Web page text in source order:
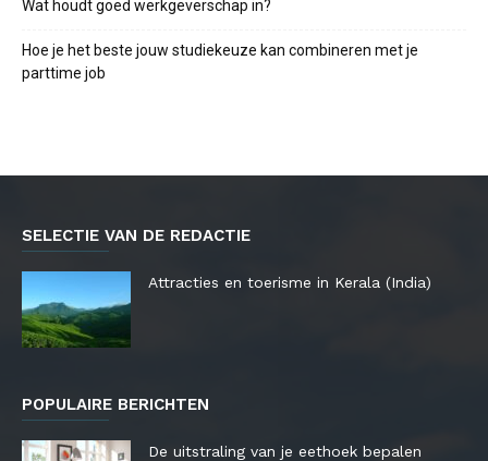
Wat houdt goed werkgeverschap in?
Hoe je het beste jouw studiekeuze kan combineren met je
parttime job
SELECTIE VAN DE REDACTIE
Attracties en toerisme in Kerala (India)
POPULAIRE BERICHTEN
De uitstraling van je eethoek bepalen